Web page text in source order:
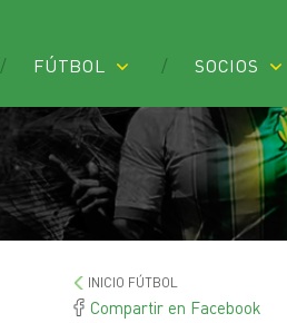
FÚTBOL SOCIOS
INICIO FÚTBOL
Compartir en Facebook